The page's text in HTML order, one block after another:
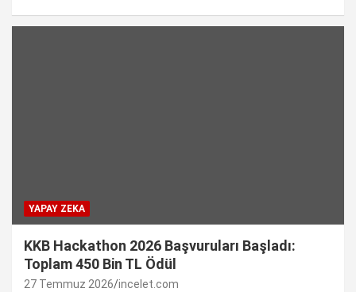
YAPAY ZEKA
KKB Hackathon 2026 Başvuruları Başladı:
Toplam 450 Bin TL Ödül
27 Temmuz 2026 incelet.com